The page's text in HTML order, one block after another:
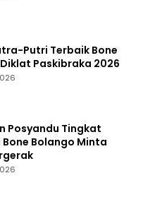
Putri Terbaik Bone
Paskibraka 2026
Posyandu Tingkat
Bolango Minta